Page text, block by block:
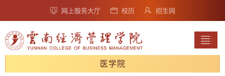
网上服务大厅 校历 招生网
医学院